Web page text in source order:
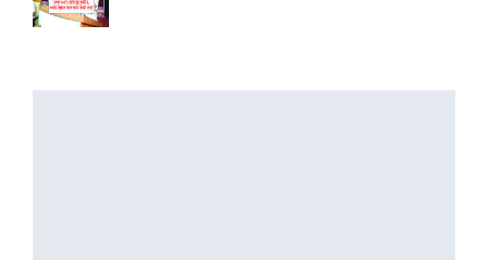
২৫ হাজাৰৰ স্ব-গণনা সম্পন্ন